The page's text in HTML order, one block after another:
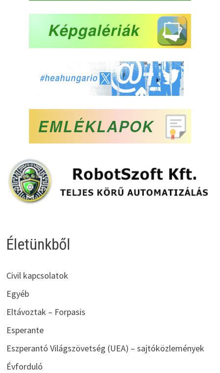
Életünkből
Civil kapcsolatok
Egyéb
Eltávoztak – Forpasis
Esperante
Eszperantó Világszövetség (UEA) – sajtóközlemények
Évforduló